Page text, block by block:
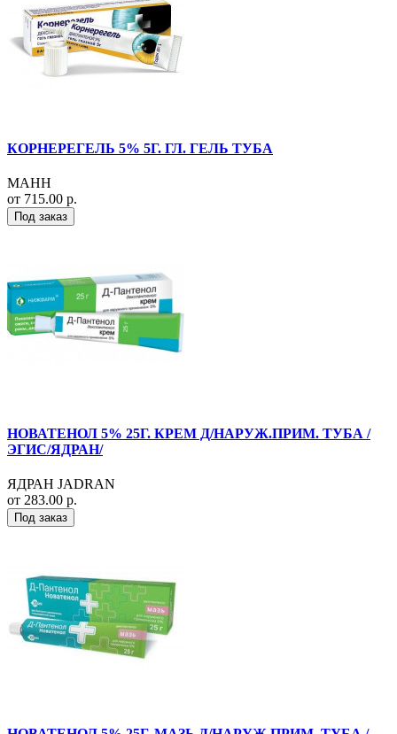
КОРНЕРЕГЕЛЬ 5% 5Г. ГЛ. ГЕЛЬ ТУБА
МАНН
от 715.00 р.
Под заказ
НОВАТЕНОЛ 5% 25Г. КРЕМ Д/НАРУЖ.ПРИМ. ТУБА /
ЭГИС/ЯДРАН/
ЯДРАН JADRAN
от 283.00 р.
Под заказ